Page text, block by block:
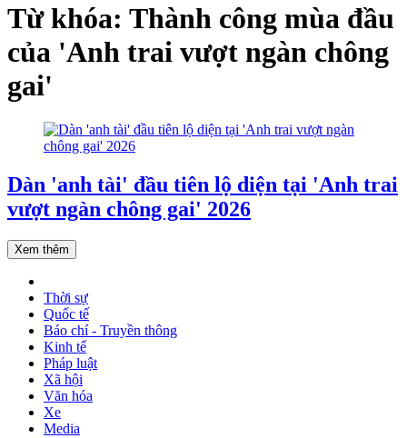
Từ khóa: Thành công mùa đầu
của 'Anh trai vượt ngàn chông
gai'
Dàn 'anh tài' đầu tiên lộ diện tại 'Anh trai
vượt ngàn chông gai' 2026
Xem thêm
Thời sự
Quốc tế
Báo chí - Truyền thông
Kinh tế
Pháp luật
Xã hội
Văn hóa
Xe
Media